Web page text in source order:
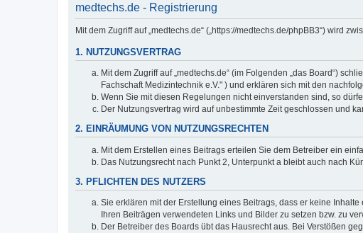
medtechs.de - Registrierung
Mit dem Zugriff auf „medtechs.de“ („https://medtechs.de/phpBB3“) wird
1. NUTZUNGSVERTRAG
Mit dem Zugriff auf „medtechs.de“ (im Folgenden „das Board“)
Fachschaft Medizintechnik e.V." ) und erklären sich mit den
Wenn Sie mit diesen Regelungen nicht einverstanden sind, so
Der Nutzungsvertrag wird auf unbestimmte Zeit geschlossen und
2. EINRÄUMUNG VON NUTZUNGSRECHTEN
Mit dem Erstellen eines Beitrags erteilen Sie dem Betreiber ein
Das Nutzungsrecht nach Punkt 2, Unterpunkt a bleibt auch nach
3. PFLICHTEN DES NUTZERS
Sie erklären mit der Erstellung eines Beitrags, dass er keine
Ihren Beiträgen verwendeten Links und Bilder zu setzen bzw. zu
Der Betreiber des Boards übt das Hausrecht aus. Bei Verstößen